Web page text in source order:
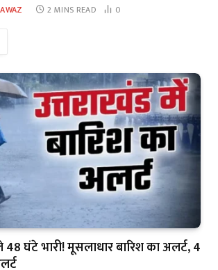
2 MINS READ 0
घंटे भारी! मूसलाधार बारिश का अलर्ट, 4